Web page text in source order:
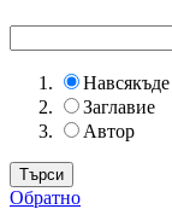
Навсякъде
Заглавие
Автор
Обратно